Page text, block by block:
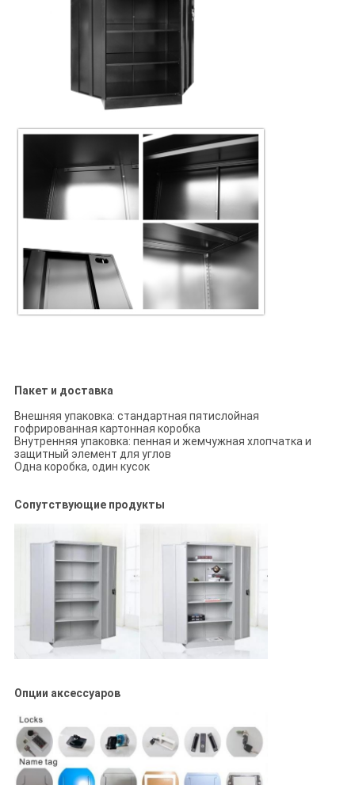
Пакет и доставка
Внешняя упаковка: стандартная пятислойная
гофрированная картонная коробка
Внутренняя упаковка: пенная и жемчужная хлопчатка и
защитный элемент для углов
Одна коробка, один кусок
Сопутствующие продукты
Опции аксессуаров